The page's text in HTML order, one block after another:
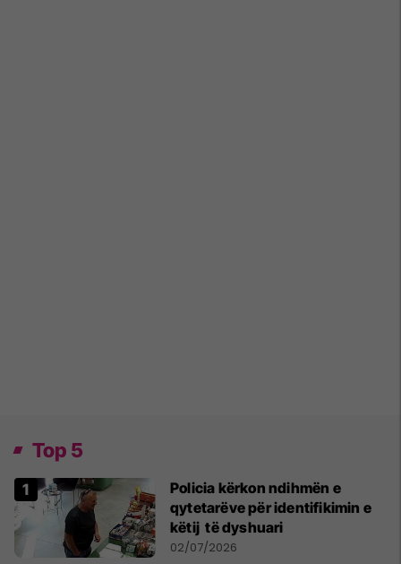
Top 5
Policia kërkon ndihmën e
qytetarëve për identifikimin e
këtij të dyshuari
02/07/2026